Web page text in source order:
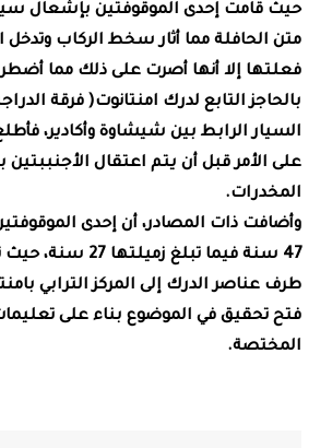
حيث قامت إحدى الموقوفتين بإشعال
متن الحافلة مما أثار سخط الركاب وتدخل
فعلتها إلا أنها أصرت على ذلك مما
بالحاجز التابع لدرك امنتانوت( فرقة
السيار الرابط بين شيشاوة وأكادير،
على الأمر قبل أن يتم اعتقال الأجنببتين
المخدرات.
وأضافت ذات المصادر، أن إحدى
47 سنة فيما تبلغ
طرف عناصر الدرك إلى المركز الترابي
فتح تحقيق في الموضوع بناء على تعليمات
المختصة.